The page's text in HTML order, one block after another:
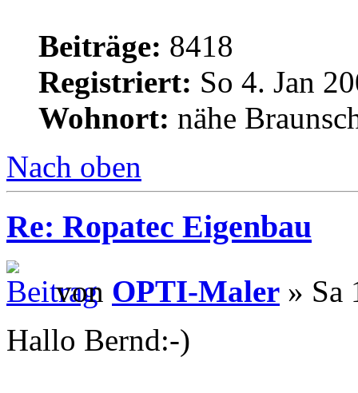
Beiträge: 8418
Registriert: So 4. Jan
Wohnort: nähe
Nach oben
Re: Ropatec Eigenbau
von OPTI-Maler » Sa
Hallo Bernd:-)